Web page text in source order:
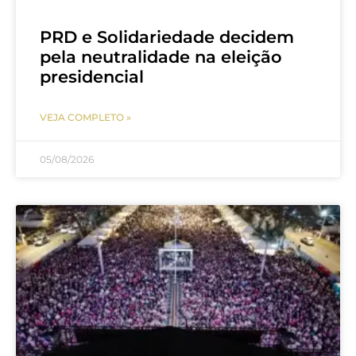
PRD e Solidariedade decidem
pela neutralidade na eleição
presidencial
VEJA COMPLETO »
05/08/2026